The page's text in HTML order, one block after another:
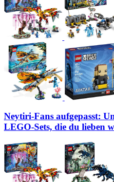
Neytiri-Fans aufgepasst:
LEGO-Sets, die du lieben